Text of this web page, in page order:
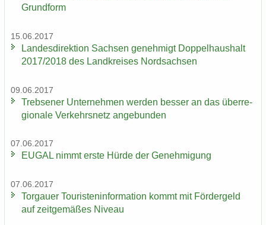
Grund­form
15.06.2017
Lan­des­di­rek­ti­on Sach­sen ge­neh­migt Dop­pel­haus­halt
2017/2018 des Land­krei­ses Nord­sach­sen
09.06.2017
Trebse­ner Un­ter­neh­men wer­den bes­ser an das über­re­
gio­na­le Ver­kehrs­netz an­ge­bun­den
07.06.2017
EUGAL nimmt erste Hürde der Ge­neh­mi­gung
07.06.2017
Tor­gau­er Tou­ris­ten­in­for­ma­ti­on kommt mit För­der­geld
auf zeit­ge­mä­ßes Ni­veau